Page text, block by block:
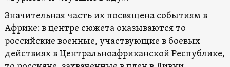
Значительная часть их посвящена событиям в
Африке: в центре сюжета оказываются то
российские военные, участвующие в боевых
действиях в Центральноафриканской Республике,